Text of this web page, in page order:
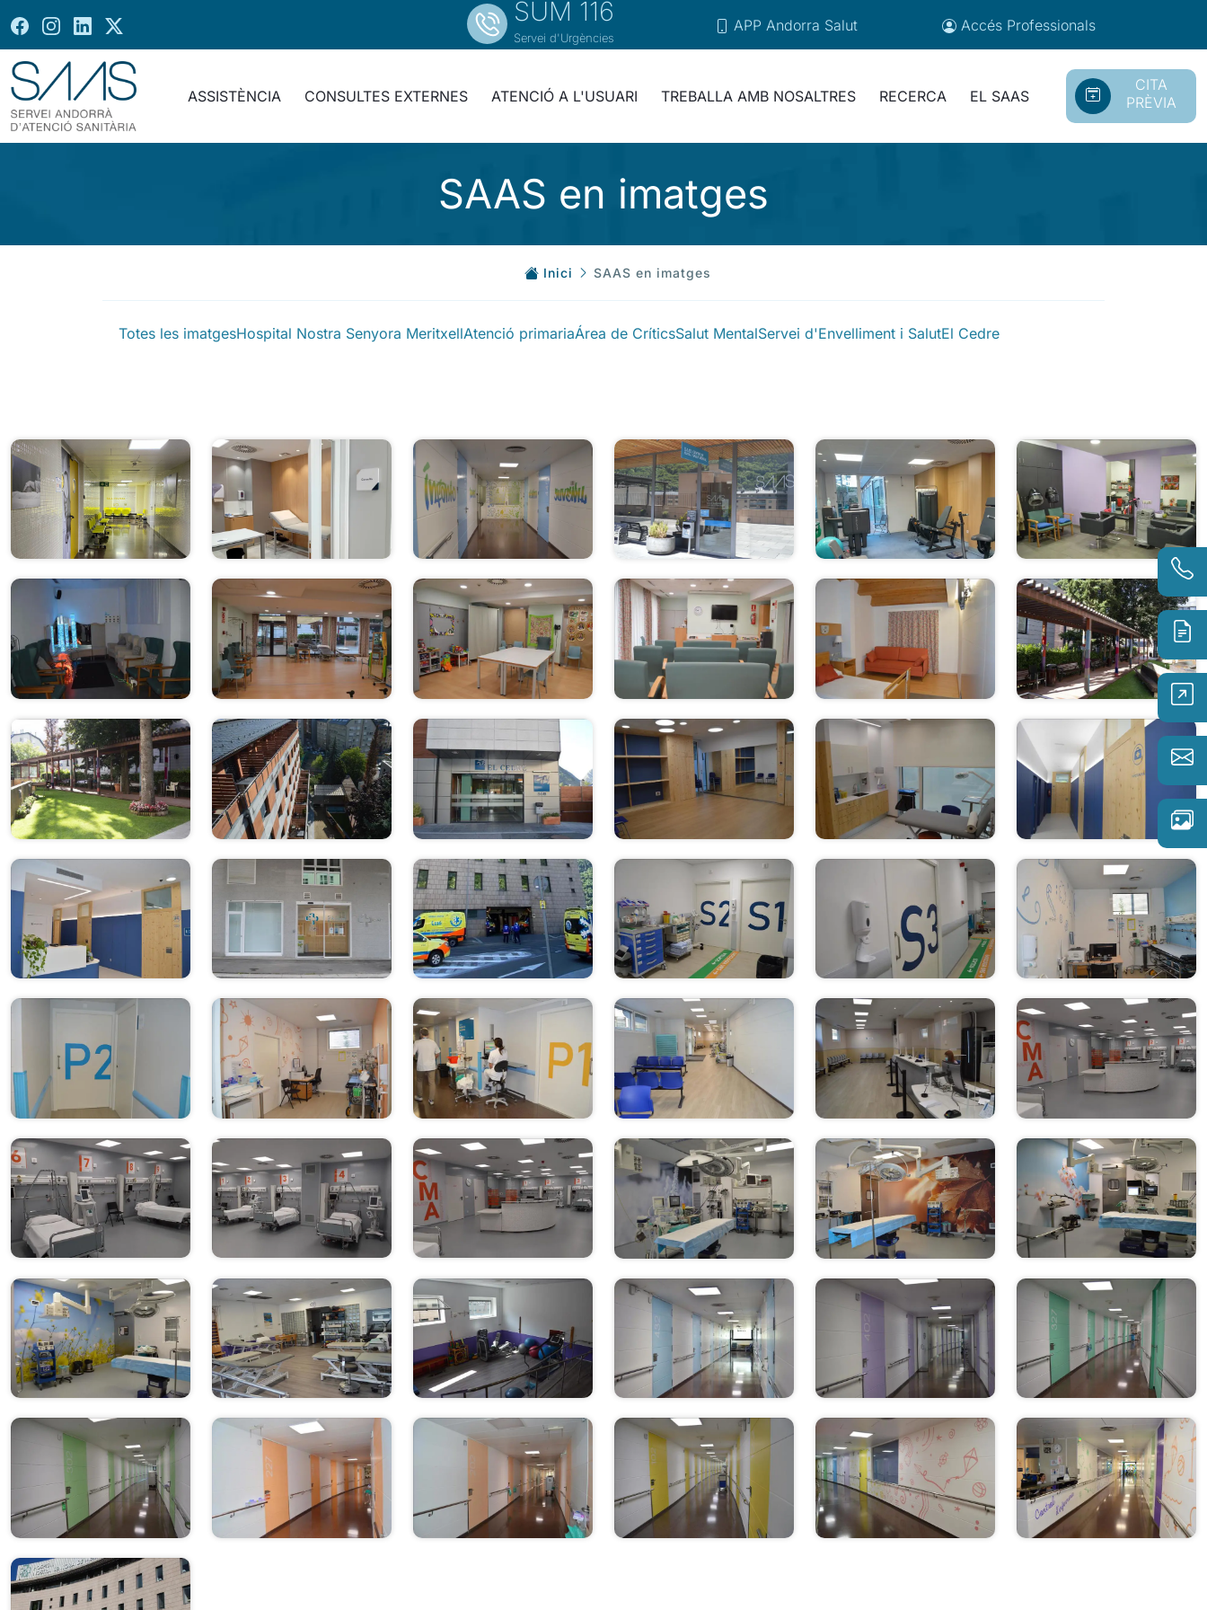
SUM 116
Servei d'Urgències
APP Andorra Salut Accés Professionals
ASSISTÈNCIA CONSULTES EXTERNES ATENCIÓ A L'USUARI TREBALLA AMB NOSALTRES RECERCA EL SAAS
CITA
PRÈVIA
SAAS en imatges
Inici SAAS en imatges
Totes les imatgesHospital Nostra Senyora MeritxellAtenció primariaÁrea de CríticsSalut MentalServei d'Envelliment i SalutEl Cedre